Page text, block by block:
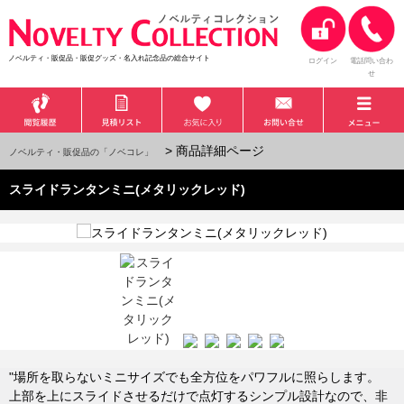
ノベルティ・販促品・販促グッズ・名入れ記念品の総合サイト ログイン
電話問い合わ
せ
ノベルティ・販促品の「ノベコレ」 > 商品詳細ページ
スライドランタンミニ(メタリックレッド)
"場所を取らないミニサイズでも全方位をパワフルに照らします。
上部を上にスライドさせるだけで点灯するシンプル設計なので、非